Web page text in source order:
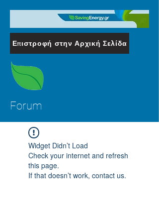
Επιστροφή στην Αρχική Σελίδα
Forum
Widget Didn’t Load
Check your internet and refresh
this page.
If that doesn’t work, contact us.